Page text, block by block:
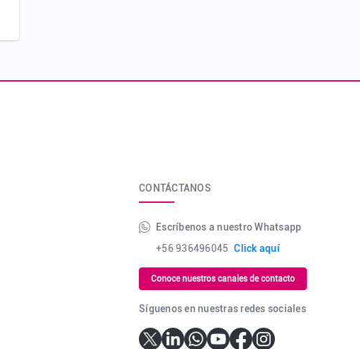
CONTÁCTANOS
Escríbenos a nuestro Whatsapp
+56 936496045 Click aquí
Conoce nuestros canales de contacto
Síguenos en nuestras redes sociales